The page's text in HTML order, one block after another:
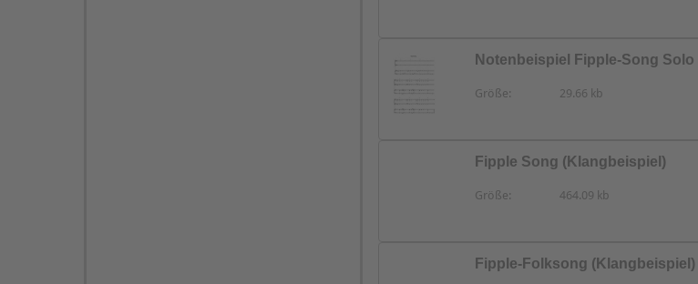
Notenbeispiel Fipple-Song Solo
Größe: 29.66 kb
Fipple Song (Klangbeispiel)
Größe: 464.09 kb
Fipple-Folksong (Klangbeispiel)